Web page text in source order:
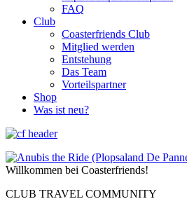
FAQ
Club
Coasterfriends Club
Mitglied werden
Entstehung
Das Team
Vorteilspartner
Shop
Was ist neu?
Willkommen bei Coasterfriends!
CLUB TRAVEL COMMUNITY